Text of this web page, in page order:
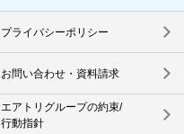
プライバシーポリシー
お問い合わせ・資料請求
エアトリグループの約束/
行動指針